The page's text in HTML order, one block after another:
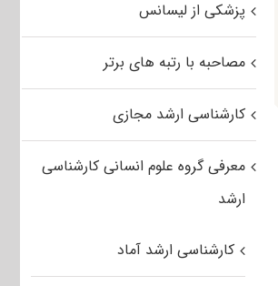
پزشکی از لیسانس
مصاحبه با رتبه های برتر
کارشناسی ارشد مجازی
معرفی گروه علوم انسانی کارشناسی
ارشد
کارشناسی ارشد آماد